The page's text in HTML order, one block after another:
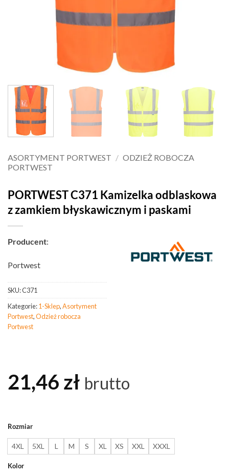
ASORTYMENT PORTWEST / ODZIEŻ ROBOCZA
PORTWEST
PORTWEST C371 Kamizelka odblaskowa
z zamkiem błyskawicznym i paskami
Producent:
Portwest
SKU:C371
Kategorie:1-Sklep,Asortyment
Portwest,Odzież robocza
Portwest
21,46 zł brutto
Rozmiar
4XL 5XL L M S XL XS XXL XXXL
Kolor